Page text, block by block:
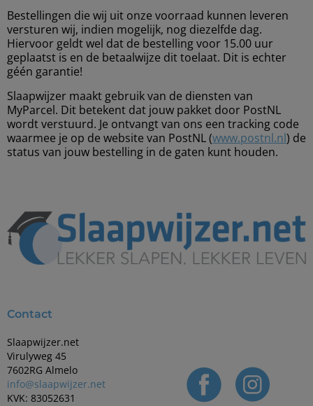
Bestellingen die wij uit onze voorraad kunnen leveren
versturen wij, indien mogelijk, nog diezelfde dag.
Hiervoor geldt wel dat de bestelling voor 15.00 uur
geplaatst is en de betaalwijze dit toelaat. Dit is echter
géén garantie!
Slaapwijzer maakt gebruik van de diensten van
MyParcel. Dit betekent dat jouw pakket door PostNL
wordt verstuurd. Je ontvangt van ons een tracking code
waarmee je op de website van PostNL (www.postnl.nl) de
status van jouw bestelling in de gaten kunt houden.
Contact
Slaapwijzer.net
Virulyweg 45
7602RG Almelo
info@slaapwijzer.net
KVK: 83052631